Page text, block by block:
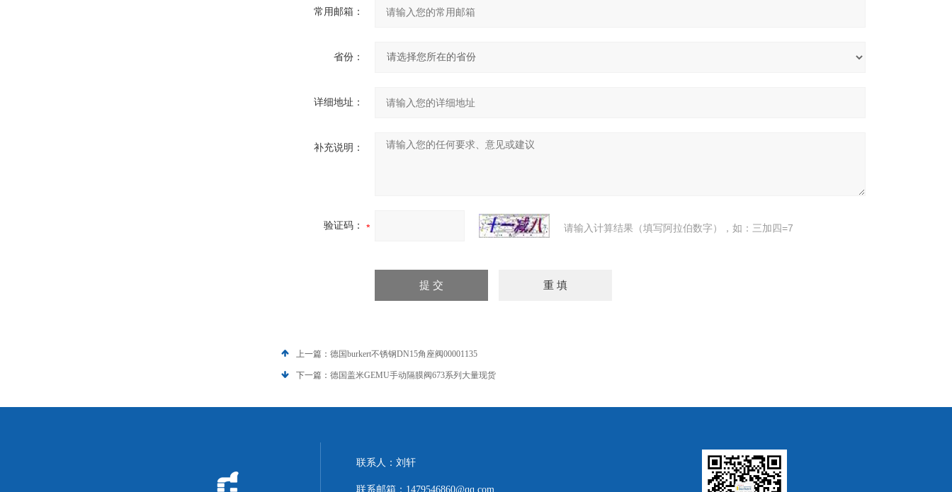
常用邮箱：
省份：
详细地址：
补充说明：
验证码： 请输入计算结果（填写阿拉伯数字），如：三加四=7
上一篇： 德国burkert不锈钢DN15角座阀00001135
下一篇： 德国盖米GEMU手动隔膜阀673系列大量现货
联系人：刘轩
联系邮箱：1479546860@qq.com